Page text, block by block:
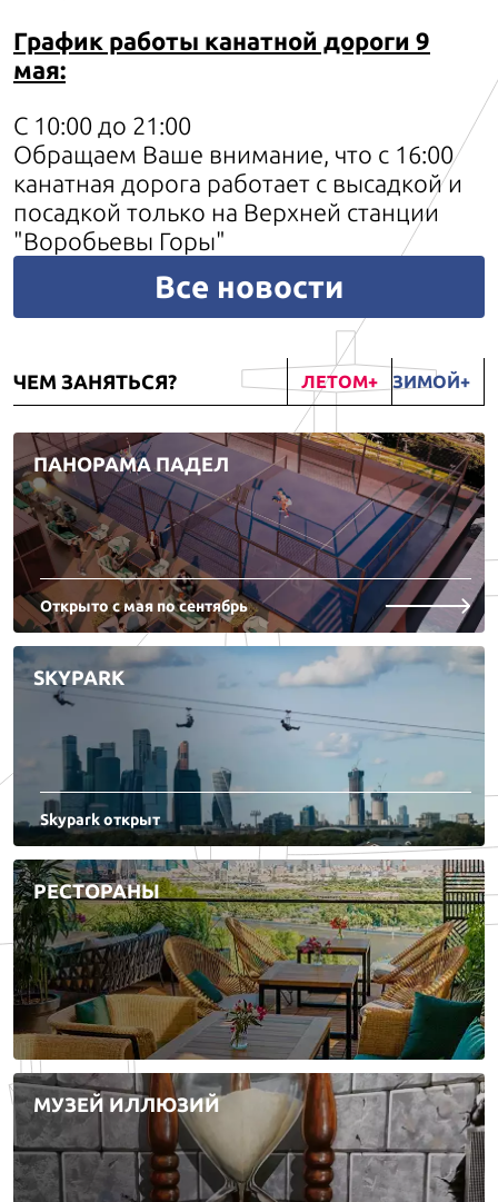
График работы канатной дороги 9
мая:
С 10:00 до 21:00
Обращаем Ваше внимание, что с 16:00
канатная дорога работает с высадкой и
посадкой только на Верхней станции
"Воробьевы Горы"
Все новости
ЧЕМ ЗАНЯТЬСЯ? ЛЕТОМ ЗИМОЙ
ПАНОРАМА ПАДЕЛ
Открыто с мая по сентябрь
SKYPARK
Skypark открыт
РЕСТОРАНЫ
МУЗЕЙ ИЛЛЮЗИЙ